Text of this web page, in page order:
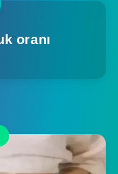
oranı